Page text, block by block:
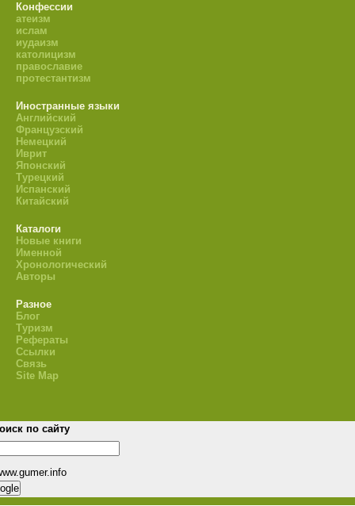
Конфессии
атеизм
ислам
иудаизм
католицизм
православие
протестантизм
Иностранные языки
Английский
Французский
Немецкий
Иврит
Японский
Турецкий
Испанский
Китайский
Каталоги
Новые книги
Именной
Хронологический
Авторы
Разное
Блог
Туризм
Рефераты
Ссылки
Связь
Site Map
по сайту